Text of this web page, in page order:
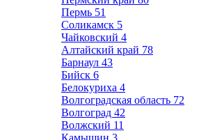
Пермь 51
Соликамск 5
Чайковский 4
Алтайский край 78
Барнаул 43
Бийск 6
Белокуриха 4
Волгоградская область 72
Волгоград 42
Волжский 11
Камышин 3